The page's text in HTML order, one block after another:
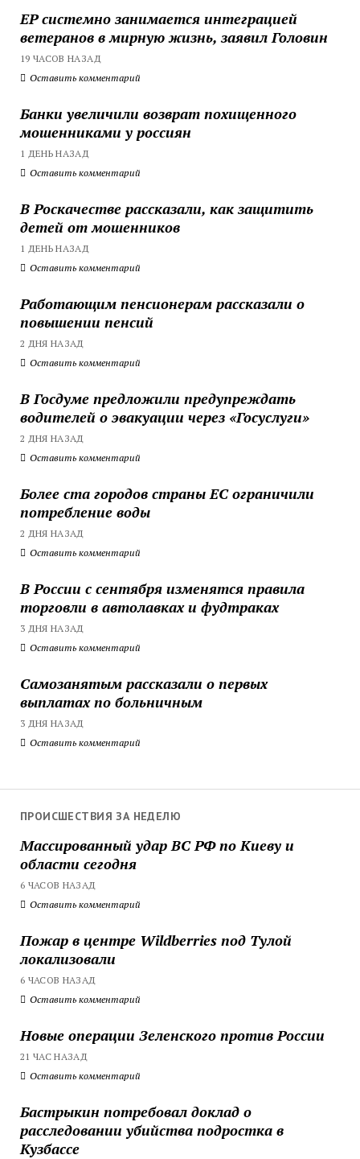
ЕР системно занимается интеграцией
ветеранов в мирную жизнь, заявил Головин
19 ЧАСОВ НАЗАД
Оставить комментарий
Банки увеличили возврат похищенного
мошенниками у россиян
1 ДЕНЬ НАЗАД
Оставить комментарий
В Роскачестве рассказали, как защитить
детей от мошенников
1 ДЕНЬ НАЗАД
Оставить комментарий
Работающим пенсионерам рассказали о
повышении пенсий
2 ДНЯ НАЗАД
Оставить комментарий
В Госдуме предложили предупреждать
водителей о эвакуации через «Госуслуги»
2 ДНЯ НАЗАД
Оставить комментарий
Более ста городов страны ЕС ограничили
потребление воды
2 ДНЯ НАЗАД
Оставить комментарий
В России с сентября изменятся правила
торговли в автолавках и фудтраках
3 ДНЯ НАЗАД
Оставить комментарий
Самозанятым рассказали о первых
выплатах по больничным
3 ДНЯ НАЗАД
Оставить комментарий
ПРОИСШЕСТВИЯ ЗА НЕДЕЛЮ
Массированный удар ВС РФ по Киеву и
области сегодня
6 ЧАСОВ НАЗАД
Оставить комментарий
Пожар в центре Wildberries под Тулой
локализовали
6 ЧАСОВ НАЗАД
Оставить комментарий
Новые операции Зеленского против России
21 ЧАС НАЗАД
Оставить комментарий
Бастрыкин потребовал доклад о
расследовании убийства подростка в
Кузбассе